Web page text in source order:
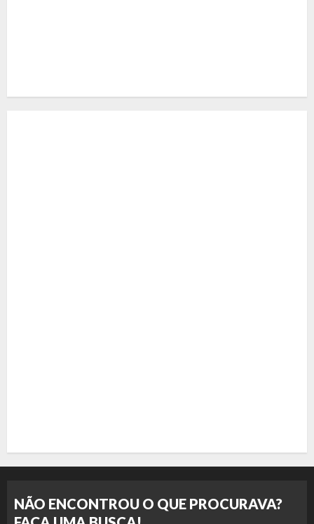
NÃO ENCONTROU O QUE PROCURAVA?